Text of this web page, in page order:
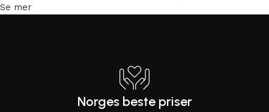
Se mer
Norges beste priser